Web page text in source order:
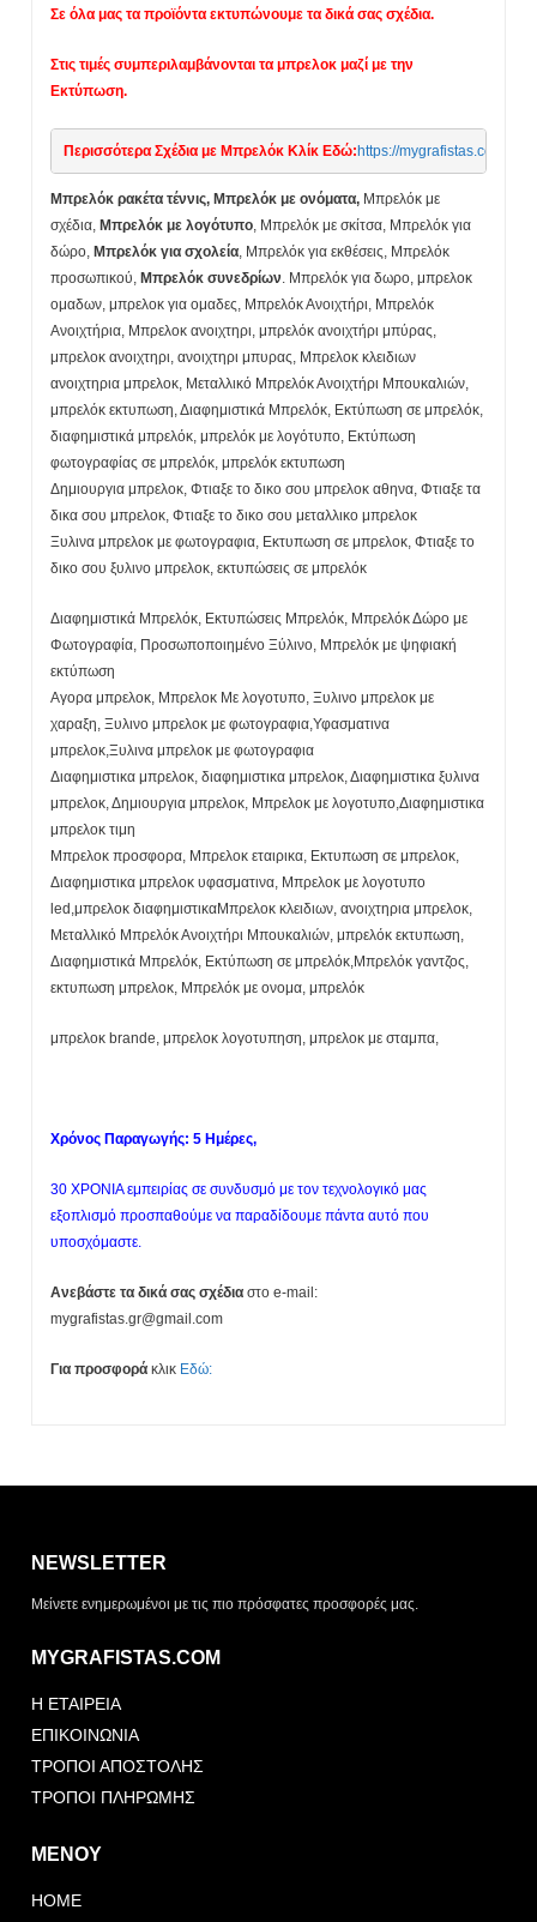
Σε όλα μας τα προϊόντα εκτυπώνουμε τα δικά σας σχέδια.
Στις τιμές συμπεριλαμβάνονται τα μπρελοκ μαζί με την
Εκτύπωση.
Περισσότερα Σχέδια με Μπρελόκ Κλίκ Εδώ:https://mygrafistas.com/
Μπρελόκ ρακέτα τέννις, Μπρελόκ με ονόματα, Μπρελόκ με
σχέδια, Μπρελόκ με λογότυπο, Μπρελόκ με σκίτσα, Μπρελόκ για
δώρο, Μπρελόκ για σχολεία, Μπρελόκ για εκθέσεις, Μπρελόκ
προσωπικού, Μπρελόκ συνεδρίων. Μπρελόκ για δωρο, μπρελοκ
ομαδων, μπρελοκ για ομαδες, Μπρελόκ Ανοιχτήρι, Μπρελόκ
Ανοιχτήρια, Μπρελοκ ανοιχτηρι, μπρελόκ ανοιχτήρι μπύρας,
μπρελοκ ανοιχτηρι, ανοιχτηρι μπυρας, Μπρελοκ κλειδιων
ανοιχτηρια μπρελοκ, Μεταλλικό Μπρελόκ Ανοιχτήρι Μπουκαλιών,
μπρελόκ εκτυπωση, Διαφημιστικά Μπρελόκ, Εκτύπωση σε μπρελόκ,
διαφημιστικά μπρελόκ, μπρελόκ με λογότυπο, Εκτύπωση
φωτογραφίας σε μπρελόκ, μπρελόκ εκτυπωση
Δημιουργια μπρελοκ, Φτιαξε το δικο σου μπρελοκ αθηνα, Φτιαξε τα
δικα σου μπρελοκ, Φτιαξε το δικο σου μεταλλικο μπρελοκ
Ξυλινα μπρελοκ με φωτογραφια, Εκτυπωση σε μπρελοκ, Φτιαξε το
δικο σου ξυλινο μπρελοκ, εκτυπώσεις σε μπρελόκ
Διαφημιστικά Μπρελόκ, Εκτυπώσεις Μπρελόκ, Μπρελόκ Δώρο με
Φωτογραφία, Προσωποποιημένο Ξύλινο, Μπρελόκ με ψηφιακή
εκτύπωση
Αγορα μπρελοκ, Μπρελοκ Με λογοτυπο, Ξυλινο μπρελοκ με
χαραξη, Ξυλινο μπρελοκ με φωτογραφια,Υφασματινα
μπρελοκ,Ξυλινα μπρελοκ με φωτογραφια
Διαφημιστικα μπρελοκ, διαφημιστικα μπρελοκ, Διαφημιστικα ξυλινα
μπρελοκ, Δημιουργια μπρελοκ, Μπρελοκ με λογοτυπο,Διαφημιστικα
μπρελοκ τιμη
Μπρελοκ προσφορα, Μπρελοκ εταιρικα, Εκτυπωση σε μπρελοκ,
Διαφημιστικα μπρελοκ υφασματινα, Μπρελοκ με λογοτυπο
led,μπρελοκ διαφημιστικαΜπρελοκ κλειδιων, ανοιχτηρια μπρελοκ,
Μεταλλικό Μπρελόκ Ανοιχτήρι Μπουκαλιών, μπρελόκ εκτυπωση,
Διαφημιστικά Μπρελόκ, Εκτύπωση σε μπρελόκ,Μπρελόκ γαντζος,
εκτυπωση μπρελοκ, Μπρελόκ με ονομα, μπρελόκ
μπρελοκ brande, μπρελοκ λογοτυπηση, μπρελοκ με σταμπα,
Χρόνος Παραγωγής: 5 Ημέρες,
30 ΧΡΟΝΙΑ εμπειρίας σε συνδυσμό με τον τεχνολογικό μας
εξοπλισμό προσπαθούμε να παραδίδουμε πάντα αυτό που
υποσχόμαστε.
Ανεβάστε τα δικά σας σχέδια στο e-mail:
mygrafistas.gr@gmail.com
Για προσφορά κλικ Εδώ:
NEWSLETTER
Μείνετε ενημερωμένοι με τις πιο πρόσφατες προσφορές μας.
MYGRAFISTAS.COM
Η ΕΤΑΙΡΕΙΑ
ΕΠΙΚΟΙΝΩΝΙΑ
ΤΡΟΠΟΙ ΑΠΟΣΤΟΛΗΣ
ΤΡΟΠΟΙ ΠΛΗΡΩΜΗΣ
ΜΕΝΟΥ
HOME
ΤΡΌΠΟΣ ΠΑΡΆΔΟΣΗΣ